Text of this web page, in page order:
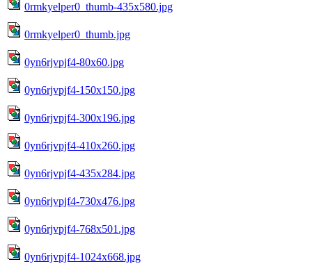
0rmkyelper0_thumb-435x580.jpg
0rmkyelper0_thumb.jpg
0yn6rjvpjf4-80x60.jpg
0yn6rjvpjf4-150x150.jpg
0yn6rjvpjf4-300x196.jpg
0yn6rjvpjf4-410x260.jpg
0yn6rjvpjf4-435x284.jpg
0yn6rjvpjf4-730x476.jpg
0yn6rjvpjf4-768x501.jpg
0yn6rjvpjf4-1024x668.jpg